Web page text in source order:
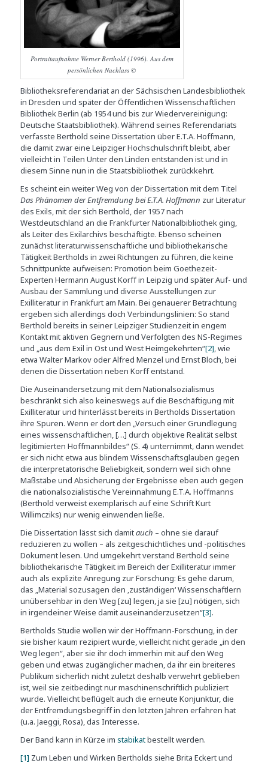
Portraitaufnahme Werner Berthold (1996). Aus dem
persönlichen Nachlass ©
Bibliotheksreferendariat an der Sächsischen Landesbibliothek
in Dresden und später der Öffentlichen Wissenschaftlichen
Bibliothek Berlin (ab 1954 und bis zur Wiedervereinigung:
Deutsche Staatsbibliothek). Während seines Referendariats
verfasste Berthold seine Dissertation über E.T.A. Hoffmann,
die damit zwar eine Leipziger Hochschulschrift bleibt, aber
vielleicht in Teilen Unter den Linden entstanden ist und in
diesem Sinne nun in die Staatsbibliothek zurückkehrt.
Es scheint ein weiter Weg von der Dissertation mit dem Titel
Das Phänomen der Entfremdung bei E.T.A. Hoffmann zur Literatur
des Exils, mit der sich Berthold, der 1957 nach
Westdeutschland an die Frankfurter Nationalbibliothek ging,
als Leiter des Exilarchivs beschäftigte. Ebenso scheinen
zunächst literaturwissenschaftliche und bibliothekarische
Tätigkeit Bertholds in zwei Richtungen zu führen, die keine
Schnittpunkte aufweisen: Promotion beim Goethezeit-
Experten Hermann August Korff in Leipzig und später Auf- und
Ausbau der Sammlung und diverse Ausstellungen zur
Exilliteratur in Frankfurt am Main. Bei genauerer Betrachtung
ergeben sich allerdings doch Verbindungslinien: So stand
Berthold bereits in seiner Leipziger Studienzeit in engem
Kontakt mit aktiven Gegnern und Verfolgten des NS-Regimes
und „aus dem Exil in Ost und West Heimgekehrten“[2], wie
etwa Walter Markov oder Alfred Menzel und Ernst Bloch, bei
denen die Dissertation neben Korff entstand.
Die Auseinandersetzung mit dem Nationalsozialismus
beschränkt sich also keineswegs auf die Beschäftigung mit
Exilliteratur und hinterlässt bereits in Bertholds Dissertation
ihre Spuren. Wenn er dort den „Versuch einer Grundlegung
eines wissenschaftlichen, […] durch objektive Realität selbst
legitimierten Hoffmannbildes“ (S. 4) unternimmt, dann wendet
er sich nicht etwa aus blindem Wissenschaftsglauben gegen
die interpretatorische Beliebigkeit, sondern weil sich ohne
Maßstäbe und Absicherung der Ergebnisse eben auch gegen
die nationalsozialistische Vereinnahmung E.T.A. Hoffmanns
(Berthold verweist exemplarisch auf eine Schrift Kurt
Willimcziks) nur wenig einwenden ließe.
Die Dissertation lässt sich damitauch – ohne sie darauf
reduzieren zu wollen – als zeitgeschichtliches und -politisches
Dokument lesen. Und umgekehrt verstand Berthold seine
bibliothekarische Tätigkeit im Bereich der Exilliteratur immer
auch als explizite Anregung zur Forschung: Es gehe darum,
das „Material sozusagen den ‚zuständigen‘ Wissenschaftlern
unübersehbar in den Weg [zu] legen, ja sie [zu] nötigen, sich
in irgendeiner Weise damit auseinanderzusetzen“[3].
Bertholds Studie wollen wir der Hoffmann-Forschung, in der
sie bisher kaum rezipiert wurde, vielleicht nicht gerade „in den
Weg legen“, aber sie ihr doch immerhin mit auf den Weg
geben und etwas zugänglicher machen, da ihr ein breiteres
Publikum sicherlich nicht zuletzt deshalb verwehrt geblieben
ist, weil sie zeitbedingt nur maschinenschriftlich publiziert
wurde. Vielleicht beflügelt auch die erneute Konjunktur, die
der Entfremdungsbegriff in den letzten Jahren erfahren hat
(u.a. Jaeggi, Rosa), das Interesse.
Der Band kann in Kürze im stabikatbestellt werden.
[1] Zum Leben und Wirken Bertholds siehe Brita Eckert und